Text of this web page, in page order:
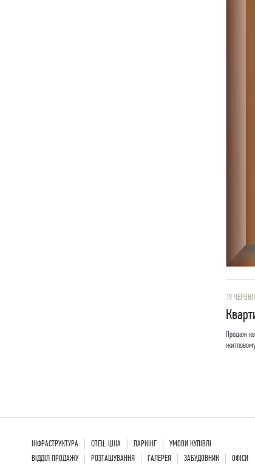
19
Продаж
ІНФРАСТРУКТУРА СПЕЦ. ЦІНА ПАРКІНГ
УМОВИ КУПІВЛІ
ВІДДІЛ ПРОДАЖУ
РОЗТАШУВАННЯ ГАЛЕРЕЯ ЗАБУДОВНИК ОФІСИ